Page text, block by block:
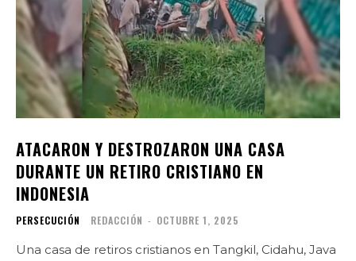
ATACARON Y DESTROZARON UNA CASA
DURANTE UN RETIRO CRISTIANO EN
INDONESIA
PERSECUCIÓN REDACCIÓN - OCTUBRE 1, 2025
Una casa de retiros cristianos en Tangkil, Cidahu, Java